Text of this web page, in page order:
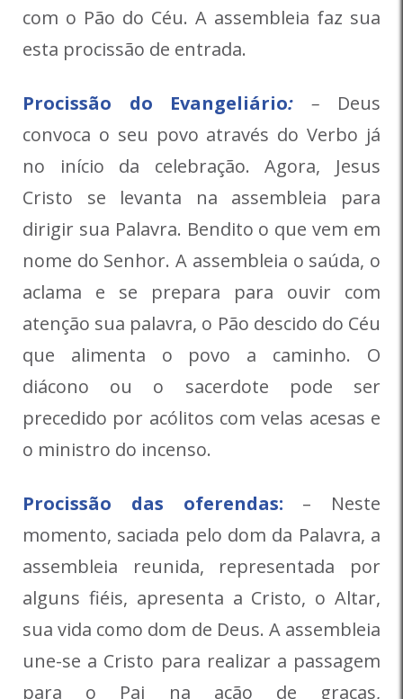
com o Pão do Céu. A assembleia faz sua
esta procissão de entrada.
Procissão do Evangeliário: – Deus
convoca o seu povo através do Verbo já
no início da celebração. Agora, Jesus
Cristo se levanta na assembleia para
dirigir sua Palavra. Bendito o que vem em
nome do Senhor. A assembleia o saúda, o
aclama e se prepara para ouvir com
atenção sua palavra, o Pão descido do Céu
que alimenta o povo a caminho. O
diácono ou o sacerdote pode ser
precedido por acólitos com velas acesas e
o ministro do incenso.
Procissão das oferendas: – Neste
momento, saciada pelo dom da Palavra, a
assembleia reunida, representada por
alguns fiéis, apresenta a Cristo, o Altar,
sua vida como dom de Deus. A assembleia
une-se a Cristo para realizar a passagem
para o Pai na ação de graças,